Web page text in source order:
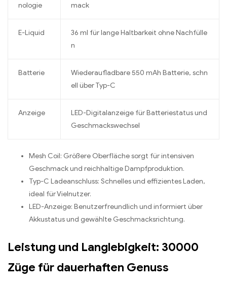
nologie
mack
E-Liquid
36 ml für lange Haltbarkeit ohne Nachfülle
n
Batterie
Wiederaufladbare 550 mAh Batterie, schn
ell über Typ-C
Anzeige
LED-Digitalanzeige für Batteriestatus und
Geschmackswechsel
Mesh Coil: Größere Oberfläche sorgt für intensiven
Geschmack und reichhaltige Dampfproduktion.
Typ-C Ladeanschluss: Schnelles und effizientes Laden,
ideal für Vielnutzer.
LED-Anzeige: Benutzerfreundlich und informiert über
Akkustatus und gewählte Geschmacksrichtung.
Leistung und Langlebigkeit: 30000
Züge für dauerhaften Genuss